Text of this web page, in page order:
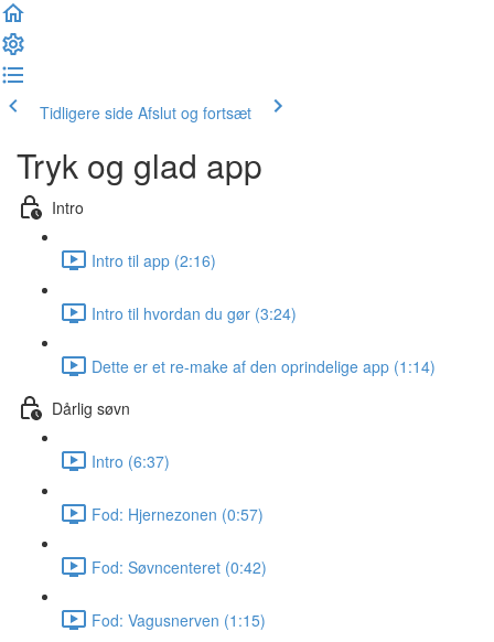
Tidligere side Afslut og fortsæt
Tryk og glad app
Intro
Intro til app (2:16)
Intro til hvordan du gør (3:24)
Dette er et re-make af den oprindelige app (1:14)
Dårlig søvn
Intro (6:37)
Fod: Hjernezonen (0:57)
Fod: Søvncenteret (0:42)
Fod: Vagusnerven (1:15)